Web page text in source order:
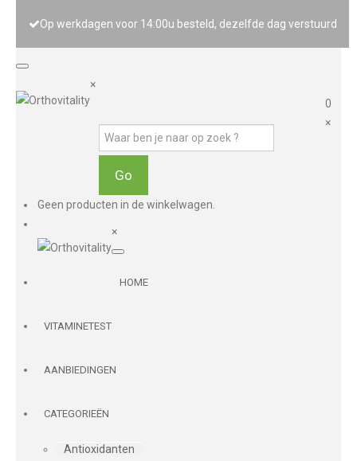
Op werkdagen voor 14:00u besteld, dezelfde dag verstuurd
×
0
×
Geen producten in de winkelwagen.
×
HOME
VITAMINETEST
AANBIEDINGEN
CATEGORIEËN
Antioxidanten